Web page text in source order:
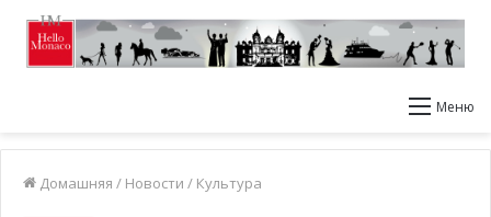
Меню
Домашняя / Новости / Культура